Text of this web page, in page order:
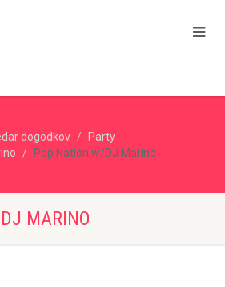
dogodkov
Party
Pop Nation w/DJ Marino
MARINO